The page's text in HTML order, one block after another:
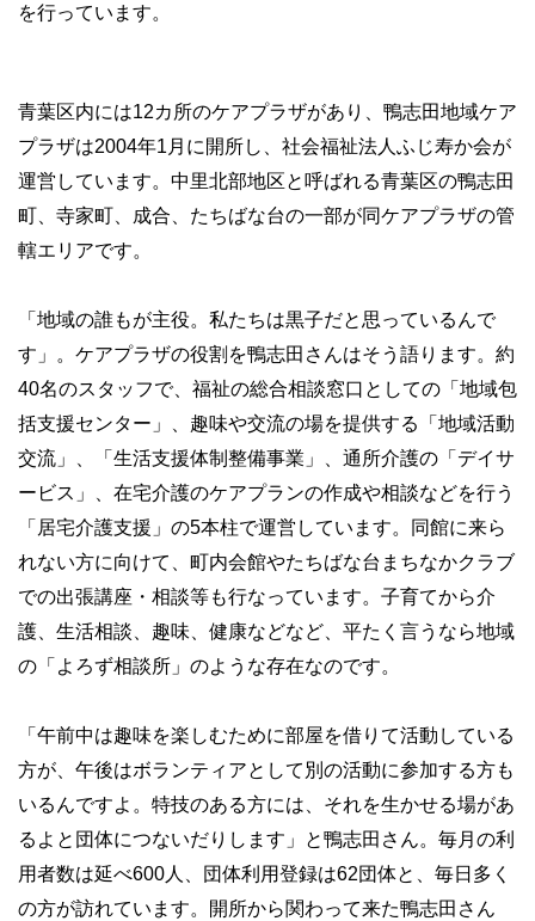
を行っています。
青葉区内には12カ所のケアプラザがあり、鴨志田地域ケア
プラザは2004年1月に開所し、社会福祉法人ふじ寿か会が
運営しています。中里北部地区と呼ばれる青葉区の鴨志田
町、寺家町、成合、たちばな台の一部が同ケアプラザの管
轄エリアです。
「地域の誰もが主役。私たちは黒子だと思っているんで
す」。ケアプラザの役割を鴨志田さんはそう語ります。約
40名のスタッフで、福祉の総合相談窓口としての「地域包
括支援センター」、趣味や交流の場を提供する「地域活動
交流」、「生活支援体制整備事業」、通所介護の「デイサ
ービス」、在宅介護のケアプランの作成や相談などを行う
「居宅介護支援」の5本柱で運営しています。同館に来ら
れない方に向けて、町内会館やたちばな台まちなかクラブ
での出張講座・相談等も行なっています。子育てから介
護、生活相談、趣味、健康などなど、平たく言うなら地域
の「よろず相談所」のような存在なのです。
「午前中は趣味を楽しむために部屋を借りて活動している
方が、午後はボランティアとして別の活動に参加する方も
いるんですよ。特技のある方には、それを生かせる場があ
るよと団体につないだりします」と鴨志田さん。毎月の利
用者数は延べ600人、団体利用登録は62団体と、毎日多く
の方が訪れています。開所から関わって来た鴨志田さん